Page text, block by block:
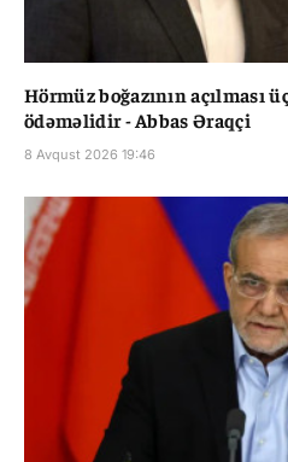
Hörmüz boğazının açılması
ödəməlidir - Abbas Əraqçi
8 Avqust 2026 19:46